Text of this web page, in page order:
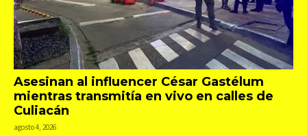
Asesinan al influencer César Gastélum
mientras transmitía en vivo en calles de
Culiacán
agosto 4, 2026